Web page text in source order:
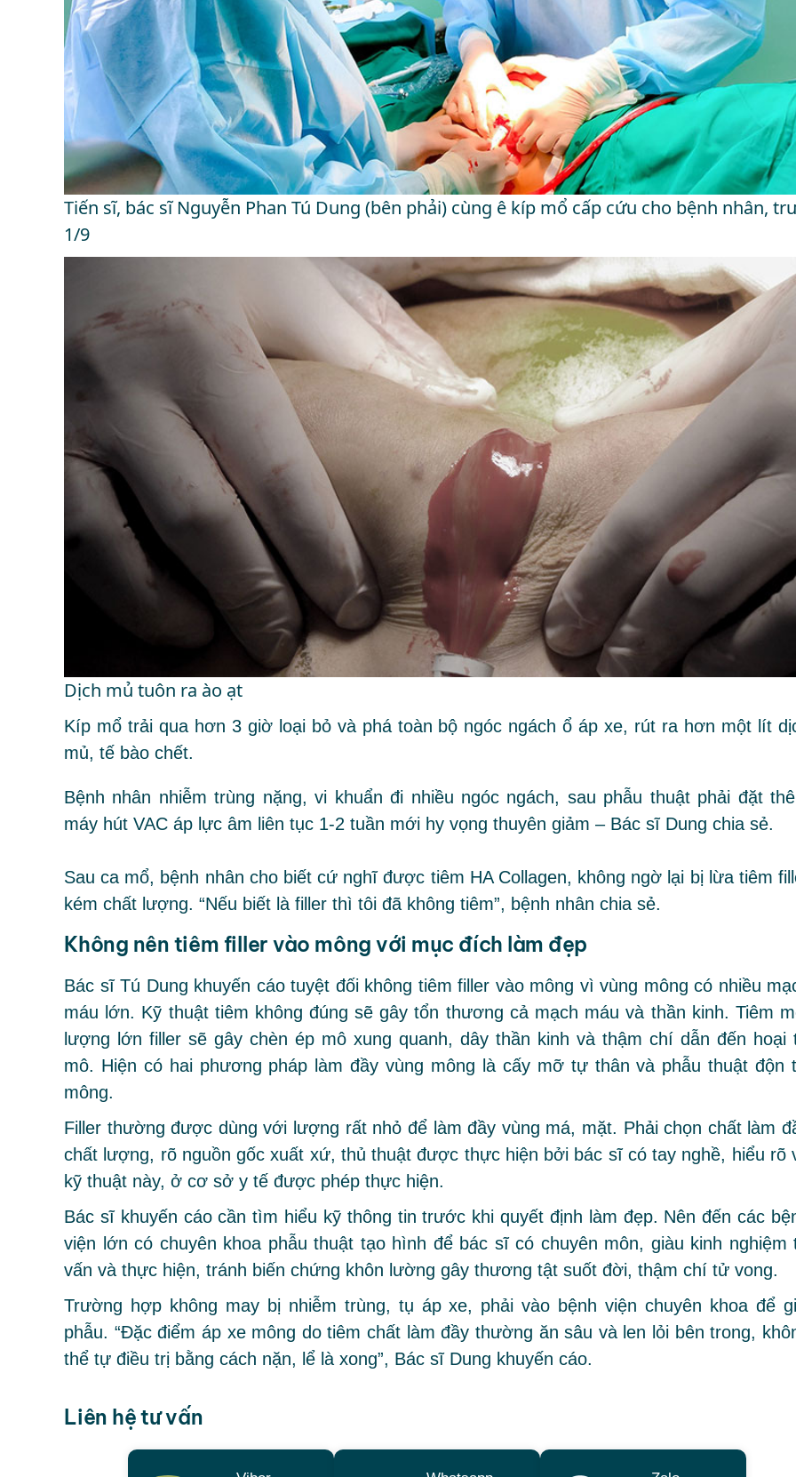
Tiến sĩ, bác sĩ Nguyễn Phan Tú Dung (bên phải) cùng ê kíp mổ cấp cứu cho bệnh nhân,
1/9
Dịch mủ tuôn ra ào ạt
Kíp mổ trải qua hơn 3 giờ loại bỏ và phá toàn bộ ngóc ngách ổ áp xe, rút ra hơn một lít
mủ, tế bào chết.
Bệnh nhân nhiễm trùng nặng, vi khuẩn đi nhiều ngóc ngách, sau phẫu thuật phải đặt
máy hút VAC áp lực âm liên tục 1-2 tuần mới hy vọng thuyên giảm – Bác sĩ Dung chia sẻ.
Sau ca mổ, bệnh nhân cho biết cứ nghĩ được tiêm HA Collagen, không ngờ lại bị lừa tiêm
kém chất lượng. “Nếu biết là filler thì tôi đã không tiêm”, bệnh nhân chia sẻ.
Không nên tiêm filler vào mông với mục đích làm đẹp
Bác sĩ Tú Dung khuyến cáo tuyệt đối không tiêm filler vào mông vì vùng mông có nhiều
máu lớn. Kỹ thuật tiêm không đúng sẽ gây tổn thương cả mạch máu và thần kinh. Tiêm
lượng lớn filler sẽ gây chèn ép mô xung quanh, dây thần kinh và thậm chí dẫn đến hoại
mô. Hiện có hai phương pháp làm đầy vùng mông là cấy mỡ tự thân và phẫu thuật độn
mông.
Filler thường được dùng với lượng rất nhỏ để làm đầy vùng má, mặt. Phải chọn chất làm
chất lượng, rõ nguồn gốc xuất xứ, thủ thuật được thực hiện bởi bác sĩ có tay nghề, hiểu rõ
kỹ thuật này, ở cơ sở y tế được phép thực hiện.
Bác sĩ khuyến cáo cần tìm hiểu kỹ thông tin trước khi quyết định làm đẹp. Nên đến các
viện lớn có chuyên khoa phẫu thuật tạo hình để bác sĩ có chuyên môn, giàu kinh nghiệm
vấn và thực hiện, tránh biến chứng khôn lường gây thương tật suốt đời, thậm chí tử vong.
Trường hợp không may bị nhiễm trùng, tụ áp xe, phải vào bệnh viện chuyên khoa để
phẫu. “Đặc điểm áp xe mông do tiêm chất làm đầy thường ăn sâu và len lỏi bên trong,
thể tự điều trị bằng cách nặn, lể là xong”, Bác sĩ Dung khuyến cáo.
Liên hệ tư vấn